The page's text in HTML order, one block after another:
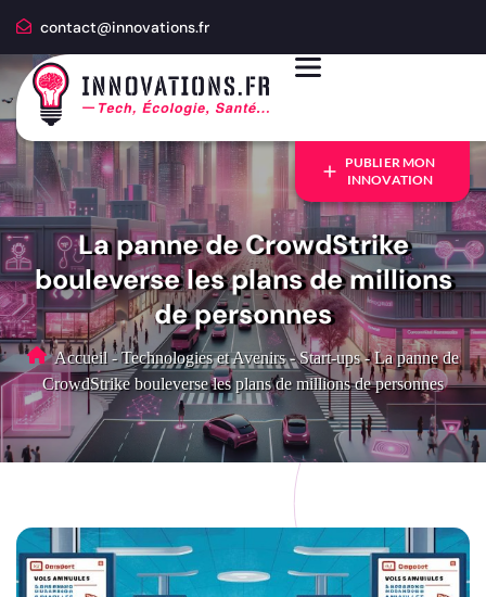
contact@innovations.fr
PUBLIER MON
INNOVATION
La panne de CrowdStrike
bouleverse les plans de millions
de personnes
Accueil - Technologies et Avenirs - Start-ups - La panne de
CrowdStrike bouleverse les plans de millions de personnes